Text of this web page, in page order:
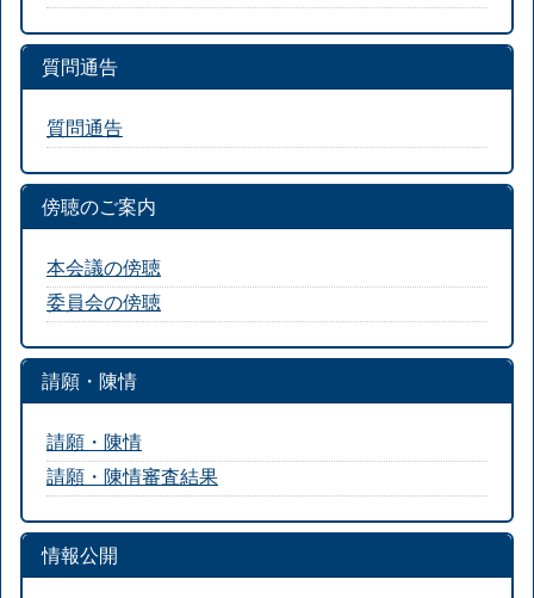
質問通告
質問通告
傍聴のご案内
本会議の傍聴
委員会の傍聴
請願・陳情
請願・陳情
請願・陳情審査結果
情報公開